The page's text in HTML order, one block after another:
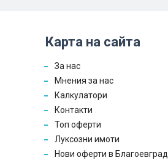
Карта на сайта
За нас
Мнения за нас
Калкулатори
Контакти
Топ оферти
Луксозни имоти
Нови оферти в Благоевград